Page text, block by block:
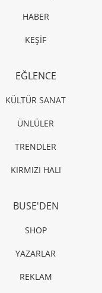
HABER
KEŞİF
EĞLENCE
KÜLTÜR SANAT
ÜNLÜLER
TRENDLER
KIRMIZI HALI
BUSE'DEN
SHOP
YAZARLAR
REKLAM